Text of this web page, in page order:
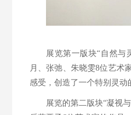
展览第一版块“自然与
月、张弛、朱晓雯8位艺术
感受，创造了一个特别灵动
展览的第二版块“凝视